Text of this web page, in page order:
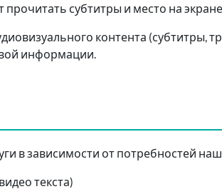
субтитры и место на экране.
контента (субтитры,
информации.
в зависимости от потребностей
текста)